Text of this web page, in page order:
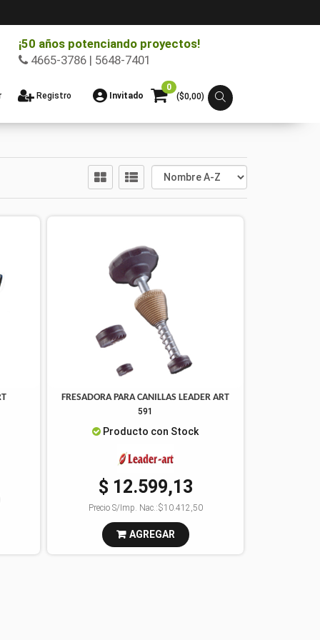
Invitado
Registro
0
($0,00)
¡50 años potenciando proyectos!
4665-3786 | 5648-7401
FRESADORA PARA CANILLAS LEADER ART
591
Producto con Stock
$ 12.599,13
Precio S/Imp. Nac.:$10.412,50
AGREGAR